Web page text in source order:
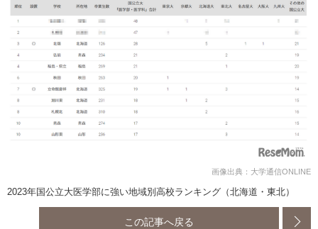
画像出典：大学通信ONLINE
2023年国公立大医学部に強い地域別高校ランキング（北海道・東北）
この記事へ戻る